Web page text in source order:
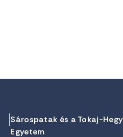
Sárospatak és a Tokaj-
Egyetem